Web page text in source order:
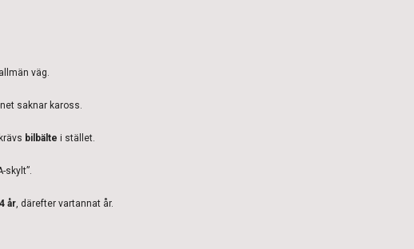
väg.
saknar kaross.
bilbälte i stället.
skylt”.
år, därefter vartannat år.